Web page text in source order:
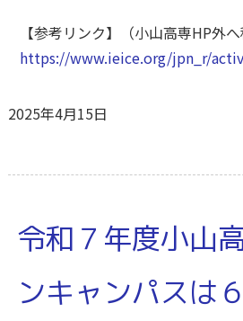
【参考リンク】（小山高専HP外へ
https://www.ieice.org/jpn_r/
2025年4月15日
令和７年度小山
ンキャンパスは